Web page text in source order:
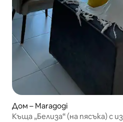
Дом – Maragogi
Къща „Белиза“ (на пясъка) с